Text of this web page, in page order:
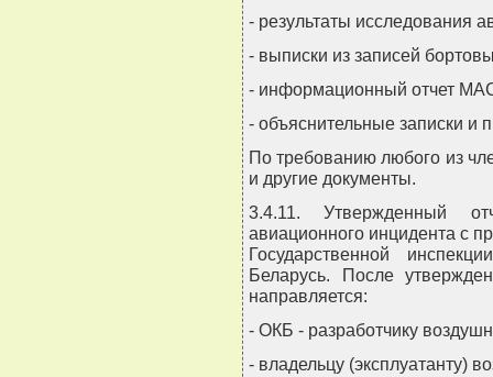
- результаты исследования
- выписки из записей
- информационный отчет
- объяснительные записки и
По требованию любого из
и другие документы.
3.4.11. Утвержденный
авиационного инцидента с
Государственной
Беларусь. После
направляется:
- ОКБ - разработчику
- владельцу (эксплуатанту)